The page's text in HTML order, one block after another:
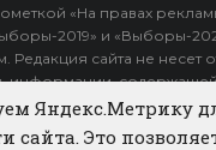
«На правах
2019» и «Выборы-
Редакция сайта не несет
информации,
объявлениях.
Яндекс.Метрику
сайта. Это